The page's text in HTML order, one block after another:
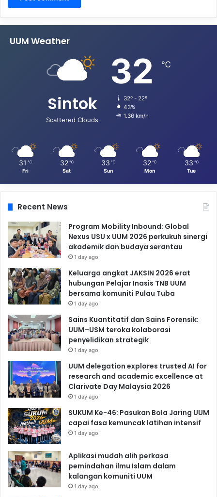
UUM Weather
Sintok
Scattered Clouds
32 ℃
32º - 22º
43%
1.36 km/h
31 ℃
Fri
32 ℃
Sat
33 ℃
Sun
32 ℃
Mon
33 ℃
Tue
Recent News
Program Mobility Inbound: Global
Nexus USU x UUM 2026 perkukuh sinergi
akademik dan budaya serantau
1 day ago
Keluarga angkat JAKSIN 2026 erat
hubungan Pelajar Inasis TNB UUM
bersama komuniti Pulau Tuba
1 day ago
Sains Kuantitatif dan Sains Forensik:
UUM–USM teroka kolaborasi
penyelidikan strategik
1 day ago
UUM delegation explores trusted AI for
research and academic excellence at
Clarivate Day Malaysia 2026
1 day ago
SUKUM Ke-46: Pasukan Bola Jaring UUM
capai fasa kemuncak latihan intensif
1 day ago
Aplikasi mudah alih perkasa
pemindahan ilmu Islam dalam
kalangan komuniti UUM
1 day ago